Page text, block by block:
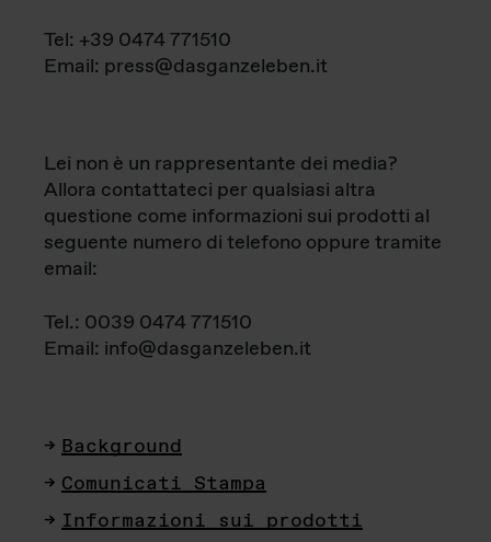
Tel: +39 0474 771510
Email: press@dasganzeleben.it
Lei non è un rappresentante dei media?
Allora contattateci per qualsiasi altra
questione come informazioni sui prodotti al
seguente numero di telefono oppure tramite
email:
Tel.: 0039 0474 771510
Email: info@dasganzeleben.it
Background
Comunicati Stampa
Informazioni sui prodotti